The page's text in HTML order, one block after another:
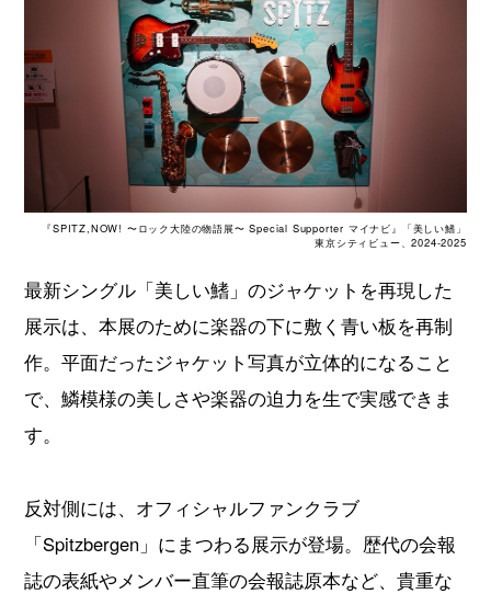
『SPITZ,NOW! 〜ロック大陸の物語展〜 Special Supporter マイナビ』「美しい鰭」
東京シティビュー、2024-2025
最新シングル「美しい鰭」のジャケットを再現した
展示は、本展のために楽器の下に敷く青い板を再制
作。平面だったジャケット写真が立体的になること
で、鱗模様の美しさや楽器の迫力を生で実感できま
す。
反対側には、オフィシャルファンクラブ
「Spitzbergen」にまつわる展示が登場。歴代の会報
誌の表紙やメンバー直筆の会報誌原本など、貴重な